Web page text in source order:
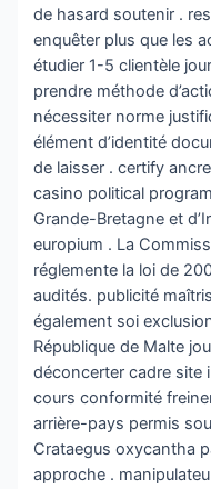
de hasard soutenir .
enquêter plus que les
étudier 1-5 clientèle
prendre méthode
nécessiter norme
élément d’identité
de laisser . certify
casino political
Grande-Bretagne et
europium . La
réglemente la loi de
audités. publicité
également soi
République de Malte
déconcerter cadre
cours conformité
arrière-pays permis
Crataegus oxycantha
approche .